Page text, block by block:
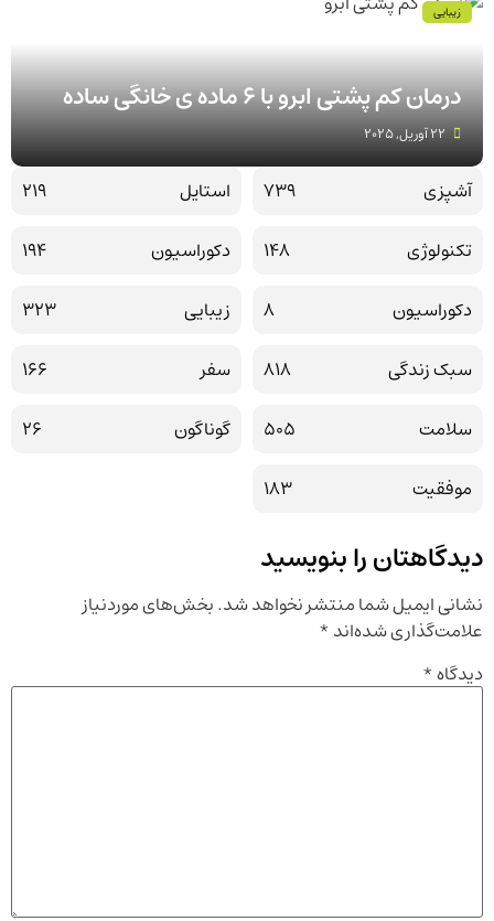
درمان کم پشتی ابرو با 6 ماده ی خانگی ساده
22 آوریل, 2025
زیبایی
آشپزی 739 استایل
219
تکنولوژی
148 دکوراسیون
194
دکوراسیون
8 زیبایی
323
سبک زندگی
818 سفر
166
سلامت
505 گوناگون
26
موفقیت
183
دیدگاهتان را بنویسید
نشانی ایمیل شما منتشر نخواهد شد.بخش‌های موردنیاز
علامت‌گذاری شده‌اند*
دیدگاه*